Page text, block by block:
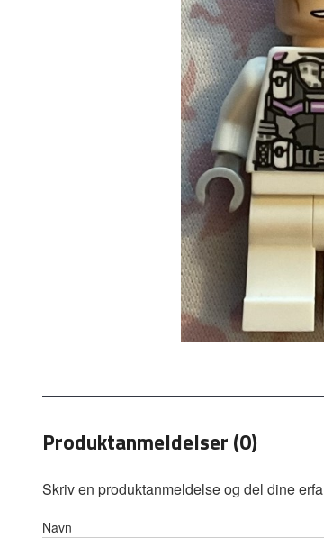
Produktanmeldelser (0)
Skriv en produktanmeldelse og del dine
Navn